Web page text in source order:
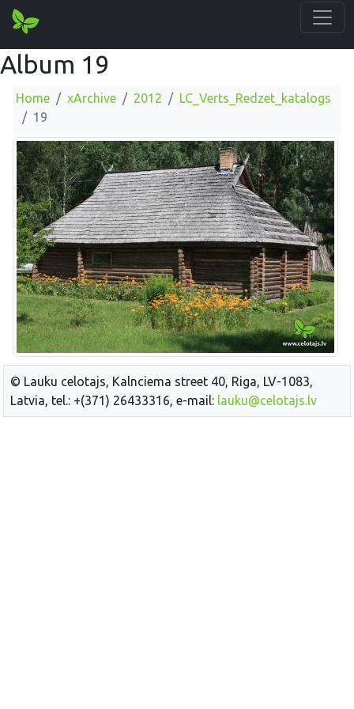
Album 19
Home xArchive 2012
LC_Verts_Redzet_katalogs
19
© Lauku celotajs, Kalnciema street 40, Riga, LV-1083,
Latvia, tel.: +(371) 26433316, e-mail: lauku@celotajs.lv